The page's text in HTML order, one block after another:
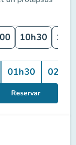
10h30
01h30 02h00
Reservar